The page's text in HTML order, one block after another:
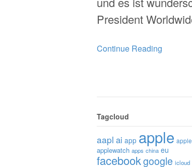
President
Continue Reading
Tagcloud
aapl ai app apple
applewatch apps china eu
facebookgoogle icloud